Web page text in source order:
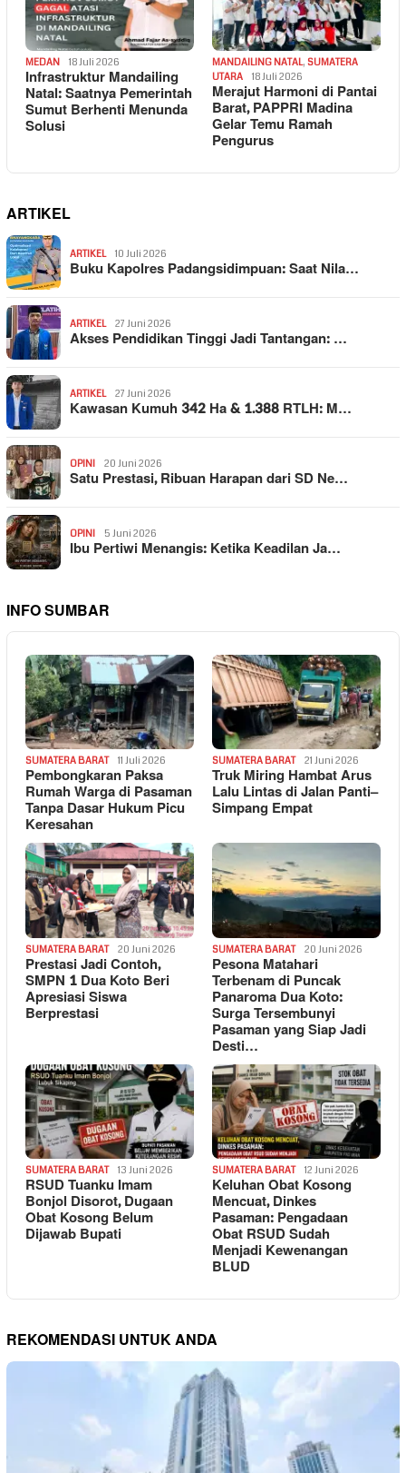
MEDAN 18 Juli 2026
Infrastruktur Mandailing
Natal: Saatnya Pemerintah
Sumut Berhenti Menunda
Solusi
MANDAILING NATAL, SUMATERA
UTARA
18 Juli 2026
Merajut Harmoni di Pantai
Barat, PAPPRI Madina
Gelar Temu Ramah
Pengurus
ARTIKEL
ARTIKEL 10 Juli 2026
Buku Kapolres Padangsidimpuan: Saat Nila…
ARTIKEL 27 Juni 2026
Akses Pendidikan Tinggi Jadi Tantangan: …
ARTIKEL 27 Juni 2026
Kawasan Kumuh 342 Ha & 1.388 RTLH: M…
OPINI 20 Juni 2026
Satu Prestasi, Ribuan Harapan dari SD Ne…
OPINI 5 Juni 2026
Ibu Pertiwi Menangis: Ketika Keadilan Ja…
INFO SUMBAR
SUMATERA BARAT 11 Juli 2026
Pembongkaran Paksa
Rumah Warga di Pasaman
Tanpa Dasar Hukum Picu
Keresahan
SUMATERA BARAT 21 Juni 2026
Truk Miring Hambat Arus
Lalu Lintas di Jalan Panti–
Simpang Empat
SUMATERA BARAT 20 Juni 2026
Prestasi Jadi Contoh,
SMPN 1 Dua Koto Beri
Apresiasi Siswa
Berprestasi
SUMATERA BARAT 20 Juni 2026
Pesona Matahari
Terbenam di Puncak
Panaroma Dua Koto:
Surga Tersembunyi
Pasaman yang Siap Jadi
Desti…
SUMATERA BARAT 13 Juni 2026
RSUD Tuanku Imam
Bonjol Disorot, Dugaan
Obat Kosong Belum
Dijawab Bupati
SUMATERA BARAT 12 Juni 2026
Keluhan Obat Kosong
Mencuat, Dinkes
Pasaman: Pengadaan
Obat RSUD Sudah
Menjadi Kewenangan
BLUD
REKOMENDASI UNTUK ANDA